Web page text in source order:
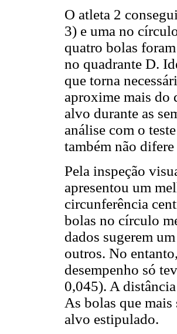
O atleta 2
3) e uma no
quatro bolas
no quadrante D.
que torna
aproxime mais do
alvo durante as
análise com o
também não
Pela inspeção
apresentou um
circunferência
bolas no círculo
dados sugerem
outros. No
desempenho só
0,045). A
As bolas que
alvo estipulado.